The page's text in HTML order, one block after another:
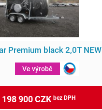
Premium black 2,0T NEW
Ve výrobě
198 900 CZKbez DPH